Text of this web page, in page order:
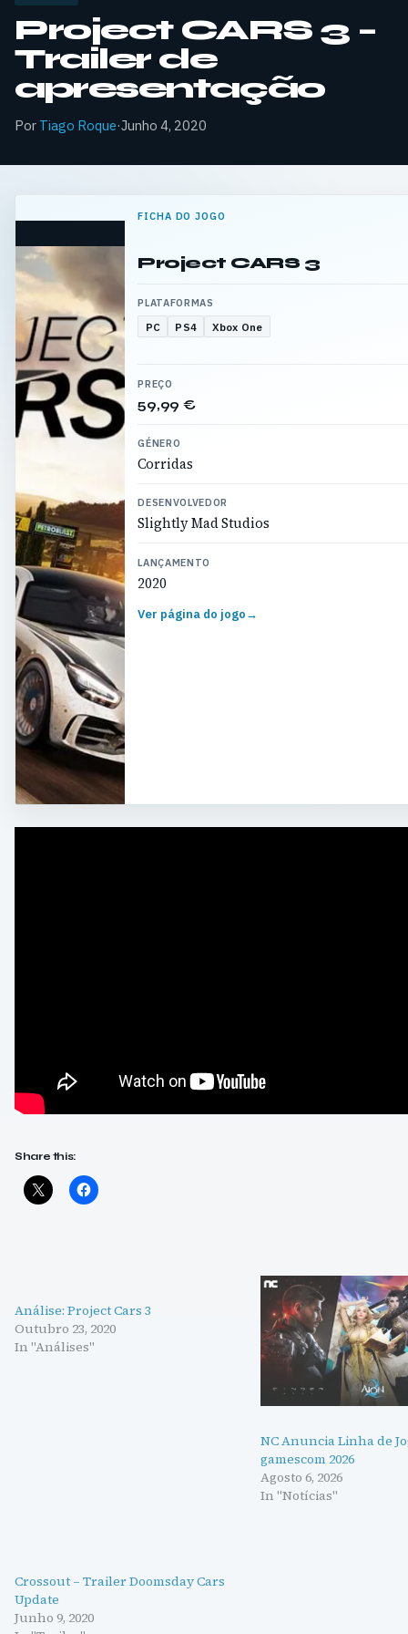
Project CARS 3 –
Trailer de
apresentação
Por Tiago Roque·Junho 4, 2020
FICHA DO JOGO
Project CARS 3
PLATAFORMAS
PC PS4 Xbox One
PREÇO
59,99 €
GÉNERO
Corridas
DESENVOLVEDOR
Slightly Mad Studios
LANÇAMENTO
2020
Ver página do jogo→
Share this:
Análise: Project Cars 3
Outubro 23, 2020
In "Análises"
NC Anuncia Linha de
gamescom 2026
Agosto 6, 2026
In "Notícias"
Crossout – Trailer Doomsday Cars
Update
Junho 9, 2020